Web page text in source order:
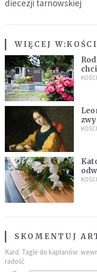
diecezji tarnowskiej
WIĘCEJ W:
SKOMENTUJ
Kard. Tagle do kapłanów:
radość